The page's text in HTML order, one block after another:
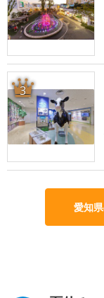
3
愛知